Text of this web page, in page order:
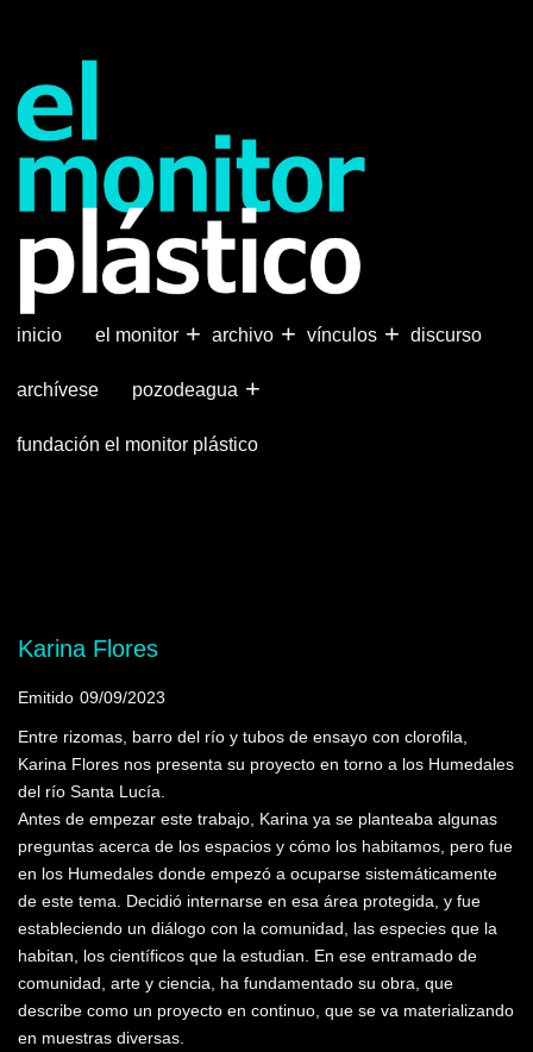
principal
inicio +
el monitor +
archivo +
vínculos discurso
archívese +
pozodeagua
fundación el monitor plástico
Karina Flores
Emitido 09/09/2023
Entre rizomas, barro del río y tubos de ensayo con clorofila,
Karina Flores nos presenta su proyecto en torno a los Humedales
del río Santa Lucía.
Antes de empezar este trabajo, Karina ya se planteaba algunas
preguntas acerca de los espacios y cómo los habitamos, pero fue
en los Humedales donde empezó a ocuparse sistemáticamente
de este tema. Decidió internarse en esa área protegida, y fue
estableciendo un diálogo con la comunidad, las especies que la
habitan, los científicos que la estudian. En ese entramado de
comunidad, arte y ciencia, ha fundamentado su obra, que
describe como un proyecto en continuo, que se va materializando
en muestras diversas.